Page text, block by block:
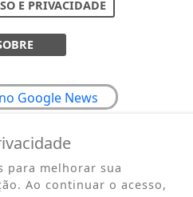
E PRIVACIDADE
para melhorar sua
Ao continuar o acesso,